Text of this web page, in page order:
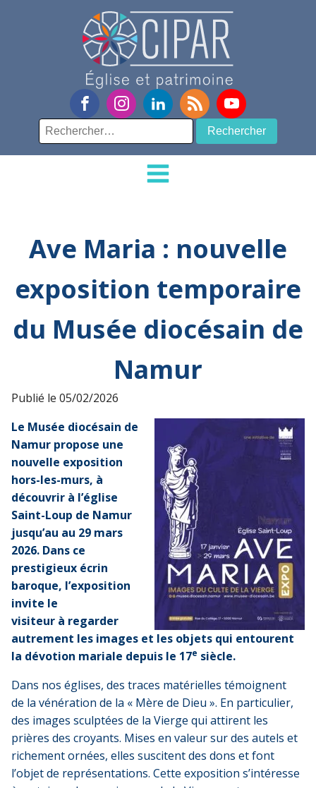
Rechercher :
Ave Maria : nouvelle
exposition temporaire
du Musée diocésain de
Namur
Publié le 05/02/2026
Le Musée diocésain de
Namur propose une
nouvelle exposition
hors-les-murs, à
découvrir à l’église
Saint-Loup de Namur
jusqu’au au 29 mars
2026. Dans ce
prestigieux écrin
baroque, l’exposition
invite le
visiteur à regarder
autrement les images et les objets qui entourent
la dévotion mariale depuis le 17e siècle.
Dans nos églises, des traces matérielles témoignent
de la vénération de la « Mère de Dieu ». En particulier,
des images sculptées de la Vierge qui attirent les
prières des croyants. Mises en valeur sur des autels et
richement ornées, elles suscitent des dons et font
l’objet de représentations. Cette exposition s’intéresse